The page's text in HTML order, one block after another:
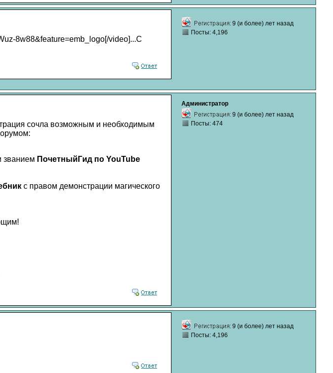
8w88&feature=emb_logo[/video]...С
9 (и более) лет назад
Посты: 4,196
сочла возможным и необходимым
званием ПочетныйГид по YouTube
с правом демонстрации магического
Администратор
9 (и более) лет назад
Посты: 474
9 (и более) лет назад
Посты: 4,196